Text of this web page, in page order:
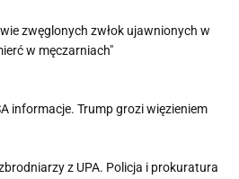
zwęglonych zwłok ujawnionych w
w męczarniach"
informacje. Trump grozi więzieniem
z UPA. Policja i prokuratura